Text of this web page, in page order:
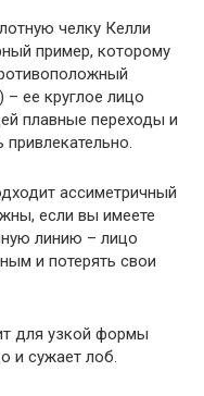
челку Келли
пример, которому
ее круглое лицо
плавные переходы и
ассиметричный
если вы имеете
линию – лицо
и потерять свои
для узкой формы
и сужает лоб.